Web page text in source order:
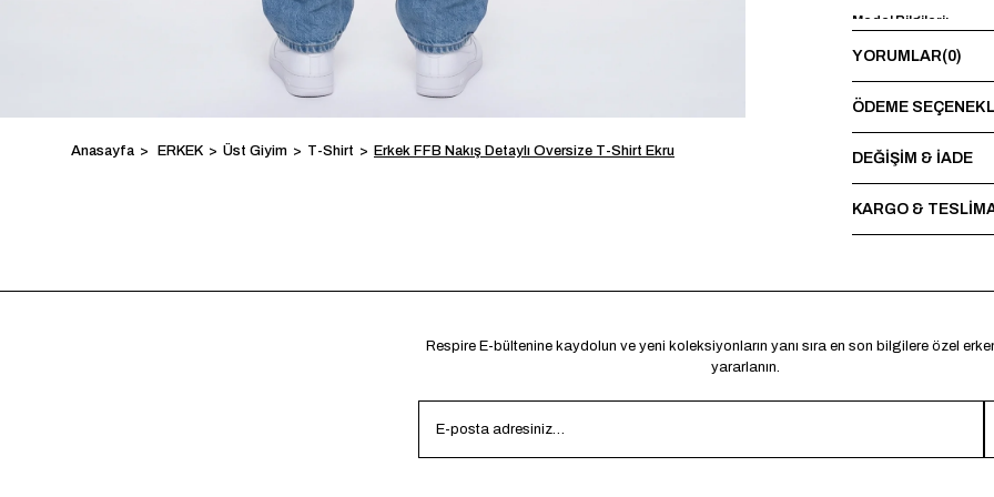
Anasayfa ERKEK Üst Giyim T-Shirt Erkek FFB Nakış Detaylı Oversize T-Shirt Ekru
Model Bilgileri:
Boy 188 cm - Kilo 85
Yıkama Talimatı:
Maksimum 30°C’de
sırasında baskı ve
YORUMLAR(0)
ÖDEME
DEĞİŞİM & İADE
KARGO &
Respire E-bültenine kaydolun ve yeni koleksiyonların yanı sıra en son bilgilere özel
yararlanın.